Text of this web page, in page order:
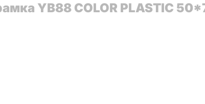
YB88 COLOR PLASTIC